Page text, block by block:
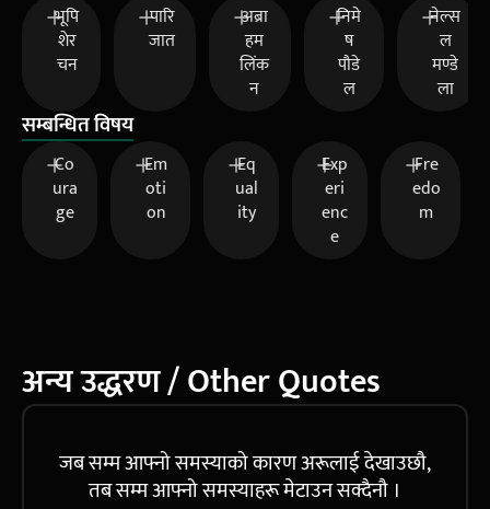
भूपि
शेर
चन
पारि
जात
अब्रा
हम
लिंक
न
निमे
ष
पौडे
ल
नेल्स
ल
मण्डे
ला
सम्बन्धित विषय
Co
ura
ge
Em
oti
on
Eq
ual
ity
Exp
eri
enc
e
Fre
edo
m
अन्य उद्धरण / Other Quotes
जब सम्म आफ्नो समस्याको कारण अरूलाई देखाउछौ,
तब सम्म आफ्नो समस्याहरू मेटाउन सक्दैनौ ।